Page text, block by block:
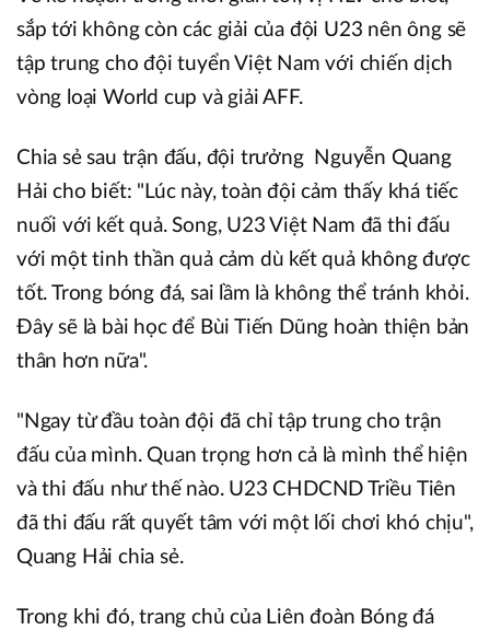
sắp tới không còn các giải của đội U23 nên ông sẽ
tập trung cho đội tuyển Việt Nam với chiến dịch
vòng loại World cup và giải AFF.
Chia sẻ sau trận đấu, đội trưởng Nguyễn Quang
Hải cho biết: "Lúc này, toàn đội cảm thấy khá tiếc
nuối với kết quả. Song, U23 Việt Nam đã thi đấu
với một tinh thần quả cảm dù kết quả không được
tốt. Trong bóng đá, sai lầm là không thể tránh khỏi.
Đây sẽ là bài học để Bùi Tiến Dũng hoàn thiện bản
thân hơn nữa".
"Ngay từ đầu toàn đội đã chỉ tập trung cho trận
đấu của mình. Quan trọng hơn cả là mình thể hiện
và thi đấu như thế nào. U23 CHDCND Triều Tiên
đã thi đấu rất quyết tâm với một lối chơi khó chịu",
Quang Hải chia sẻ.
Trong khi đó, trang chủ của Liên đoàn Bóng đá